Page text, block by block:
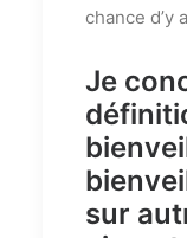
chance d’y
Je
sur